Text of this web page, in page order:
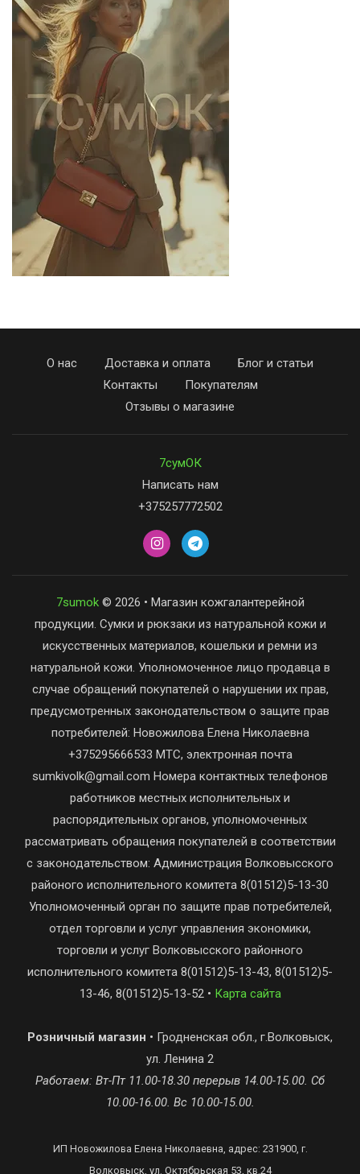
О нас Доставка и оплата
Блог и статьи
Контакты
Покупателям
Отзывы о магазине
7сумОК
Написать нам
+375257772502
7sumok© 2026 • Магазин кожгалантерейной
продукции. Сумки и рюкзаки из натуральной кожи и
искусственных материалов, кошельки и ремни из
натуральной кожи. Уполномоченное лицо продавца в
случае обращений покупателей о нарушении их прав,
предусмотренных законодательством о защите прав
потребителей: Новожилова Елена Николаевна
+375295666533 МТС, электронная почта
sumkivolk@gmail.com Номера контактных телефонов
работников местных исполнительных и
распорядительных органов, уполномоченных
рассматривать обращения покупателей в соответствии
с законодательством: Администрация Волковысского
районого исполнительного комитета 8(01512)5-13-30
Уполномоченный орган по защите прав потребителей,
отдел торговли и услуг управления экономики,
торговли и услуг Волковысского районного
исполнительного комитета 8(01512)5-13-43, 8(01512)5-
13-46, 8(01512)5-13-52 • Карта сайта
Розничный магазин • Гродненская обл., г.Волковыск,
ул. Ленина 2
Работаем: Вт-Пт 11.00-18.30 перерыв 14.00-15.00. Сб
10.00-16.00. Вс 10.00-15.00.
ИП Новожилова Елена Николаевна, адрес: 231900, г.
Волковыск, ул. Октябрьская 53, кв.24